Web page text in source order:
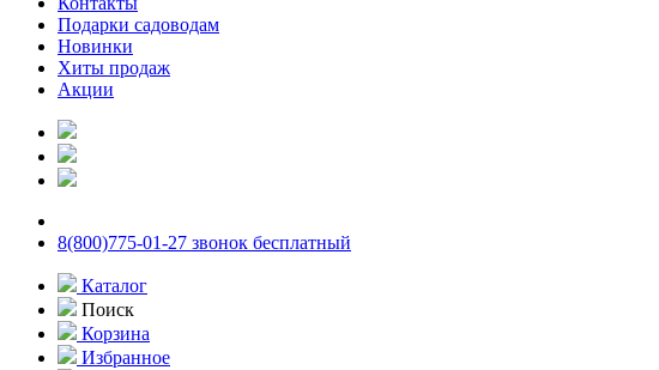
Подарки садоводам
Новинки
Хиты продаж
Акции
8(800)775-01-27 звонок бесплатный
Каталог
Поиск
Корзина
Избранное